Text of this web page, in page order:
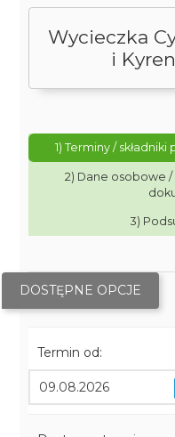
Wycieczka
i
1) Terminy /
2) Dane osobowe
3)
DOSTĘPNE OPCJE
Termin od: